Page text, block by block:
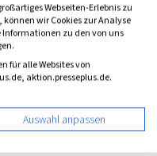
Webseiten-Erlebnis zu
wir Cookies zur Analyse
zu den von uns
für alle Websites von
aktion.presseplus.de.
Auswahl anpassen